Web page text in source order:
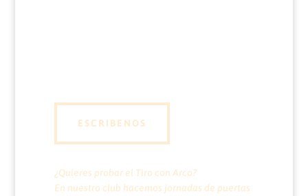
ESCRIBENOS
¿Quieres probar el Tiro con Arco?
En nuestro club hacemos jornadas de puertas